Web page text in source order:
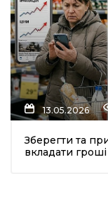
13.05.2026
Зберегти та
вкладати